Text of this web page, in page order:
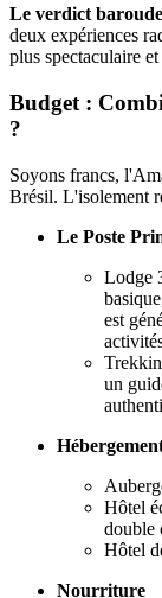
Le verdict
deux expériences
plus spectaculaire
Budget :
?
Soyons francs,
Brésil. L'isolement
Le Poste
Lodge
est
un
Hôtel
double
Hôtel
Nourriture